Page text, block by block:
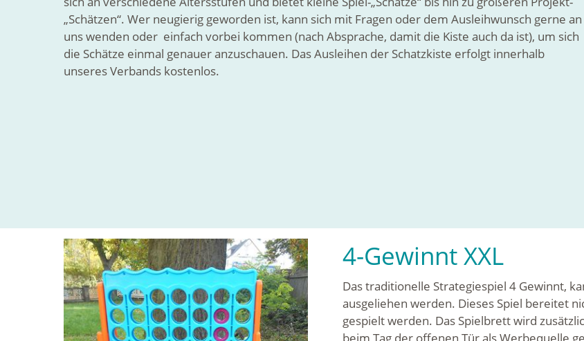
„Schätzen“. Wer neugierig geworden ist, kann sich mit Fragen oder dem Ausleihwunsch gerne an
uns wenden oder einfach vorbei kommen (nach Absprache, damit die Kiste auch da ist), um sich
die Schätze einmal genauer anzuschauen. Das Ausleihen der Schatzkiste erfolgt innerhalb
unseres Verbands kostenlos.
4-Gewinnt XXL
Das traditionelle Strategiespiel 4 Gewinnt,
ausgeliehen werden. Dieses Spiel bereitet
gespielt werden. Das Spielbrett wird
beim Tag der offenen Tür als Werbequelle